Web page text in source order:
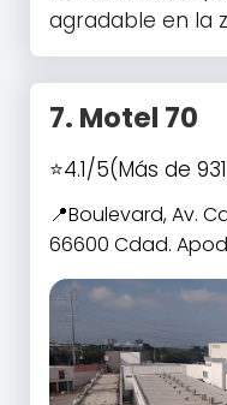
agradable en la
7. Motel 70
4.1/5(Más de
Boulevard, Av.
66600 Cdad.